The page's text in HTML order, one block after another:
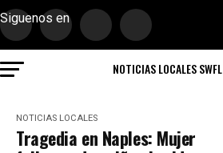
Siguenos en
NOTICIAS LOCALES SWFL
NOTICIAS LOCALES
Tragedia en Naples: Mujer